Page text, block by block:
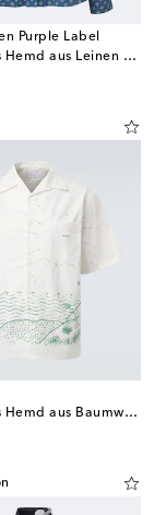
Purple Label
Bedrucktes Hemd aus Leinen und Seide
Bedrucktes Hemd aus Baumwolle